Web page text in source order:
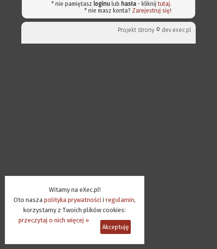
Witamy na eXec.pl!
Oto nasza polityka prywatności i regulamin,
korzystamy z Twoich plików cookies:
przeczytaj o nich więcej »
Akceptuję
* nie pamiętasz loginu lub hasła - kliknijtutaj.
* nie masz konta? Zarejestruj się!
Projekt strony © dev.exec.pl